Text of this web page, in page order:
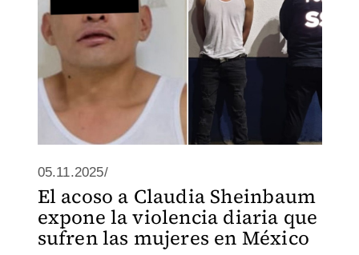
05.11.2025/
El acoso a Claudia Sheinbaum
expone la violencia diaria que
sufren las mujeres en México